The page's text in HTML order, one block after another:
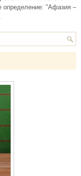
определение: "Афазия –